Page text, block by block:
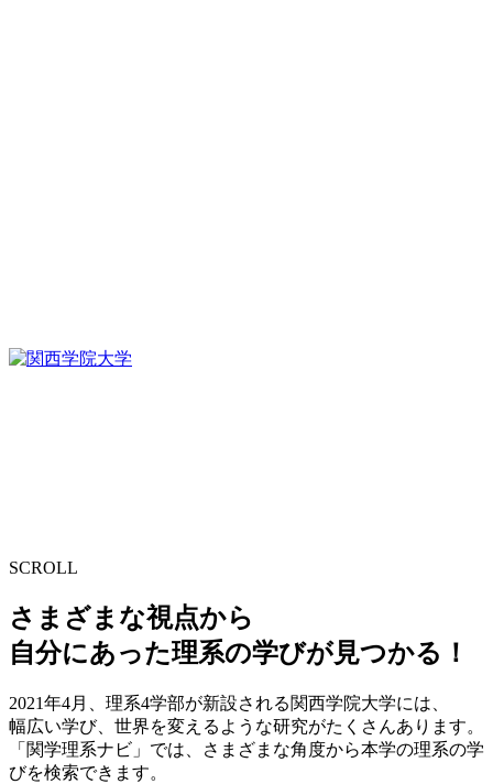
SCROLL
さまざまな視点から
自分にあった理系の学びが見つかる！
2021年4月、理系4学部が新設される関西学院大学には、
幅広い学び、世界を変えるような研究がたくさんあります。
「関学理系ナビ」では、さまざまな角度から本学の理系の学
びを検索できます。